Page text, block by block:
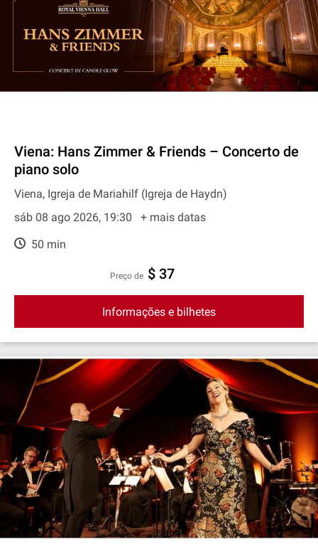
Viena: Hans Zimmer & Friends – Concerto de
piano solo
Viena, Igreja de Mariahilf (Igreja de Haydn)
sáb 08 ago 2026, 19:30
+ mais datas
50 min
preço de $ 37
Informações e bilhetes